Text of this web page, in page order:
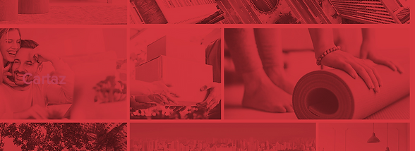
Cartaz